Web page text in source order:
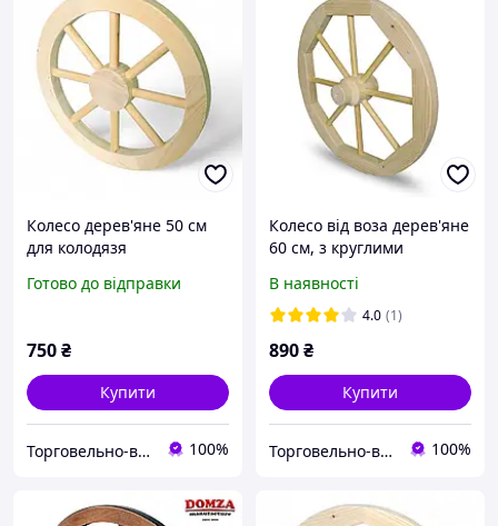
Колесо дерев'яне 50 см
для колодязя
Готово до відправки
750₴
Купити
Торговельно-виробнича компанія "ДОМЗА" 100%
Колесо від воза дерев'яне
60 см, з круглими
В наявності
4.0 (1)
890₴
Купити
Торговельно-виробнича компанія "ДОМЗА" 100%